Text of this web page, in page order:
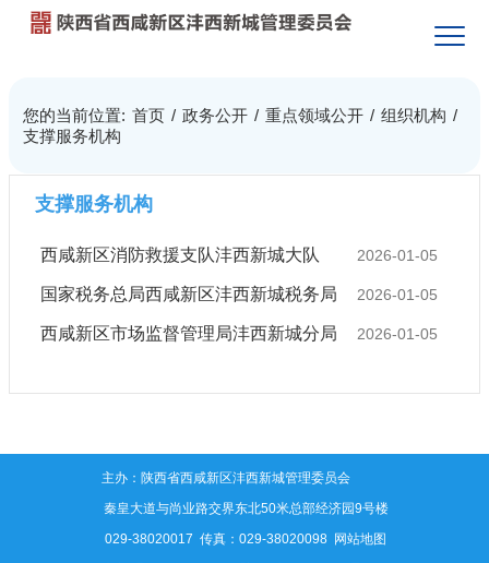
您的当前位置: 首页 / 政务公开 / 重点领域公开 / 组织机构 /
支撑服务机构
支撑服务机构
2026-01-05
西咸新区消防救援支队沣西新城大队
2026-01-05
国家税务总局西咸新区沣西新城税务局
2026-01-05
西咸新区市场监督管理局沣西新城分局
主办：陕西省西咸新区沣西新城管理委员会
地址：秦皇大道与尚业路交界东北50米总部经济园9号楼
电话：029-38020017 传真：029-38020098 网站地图